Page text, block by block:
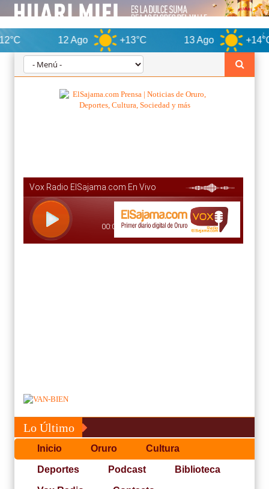
12 Ago +13°C 13 Ago +14°C
Lo Último
Inicio Oruro Cultura
Deportes Podcast Biblioteca